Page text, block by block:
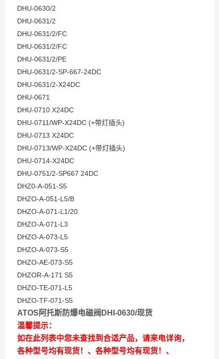
DHU-0630/2
DHU-0631/2
DHU-0631/2/FC
DHU-0631/2/FC
DHU-0631/2/PE
DHU-0631/2-SP-667-24DC
DHU-0631/2-X24DC
DHU-0671
DHU-0710 X24DC
DHU-0711/WP-X24DC (+带灯插头)
DHU-0713 X24DC
DHU-0713/WP-X24DC (+带灯插头)
DHU-0714-X24DC
DHU-0751/2-SP667 24DC
DHZ0-A-051-S5
DHZO-A-051-L5/B
DHZO-A-071-L1/20
DHZO-A-071-L3
DHZO-A-073-L5
DHZO-A-073-S5
DHZO-AE-073-S5
DHZOR-A-171 S5
DHZO-TE-071-L5
DHZO-TF-071-S5
ATOS阿托斯防爆电磁阀DHI-0630/现货
温馨提示：
如在此列表中您未查找到合适产品，请来电详询，
各种型号均有现货！、各种型号均有现货！、